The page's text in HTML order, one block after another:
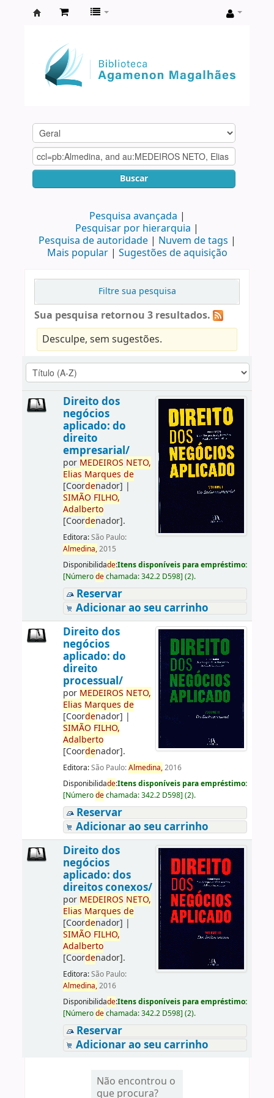
Agamenon
Magalhães
Buscar
Pesquisa avançada
Pesquisar por hierarquia
Pesquisa de autoridade
Nuvem de tags
Mais popular
Sugestões de aquisição
Filtre sua pesquisa
Sua pesquisa retornou 3 resultados.
Desculpe, sem sugestões.
Direito dos
negócios
aplicado: do
direito
empresarial/
por MEDEIROS NETO,
Elias Marques de
[Coordenador] |
SIMÃO FILHO,
Adalberto
[Coordenador].
Editora:São Paulo:
Almedina,2015
Disponibilidade:Itens disponíveis para empréstimo:
[Númerodechamada:342.2 D598] (2).
Reservar
Adicionar ao seu carrinho
Direito dos
negócios
aplicado: do
direito
processual/
por MEDEIROS NETO,
Elias Marques de
[Coordenador] |
SIMÃO FILHO,
Adalberto
[Coordenador].
Editora:São Paulo:Almedina,2016
Disponibilidade:Itens disponíveis para empréstimo:
[Númerodechamada:342.2 D598] (2).
Reservar
Adicionar ao seu carrinho
Direito dos
negócios
aplicado: dos
direitos conexos/
por MEDEIROS NETO,
Elias Marques de
[Coordenador] |
SIMÃO FILHO,
Adalberto
[Coordenador].
Editora:São Paulo:
Almedina,2016
Disponibilidade:Itens disponíveis para empréstimo:
[Númerodechamada:342.2 D598] (2).
Reservar
Adicionar ao seu carrinho
Não encontrou o
que procura?